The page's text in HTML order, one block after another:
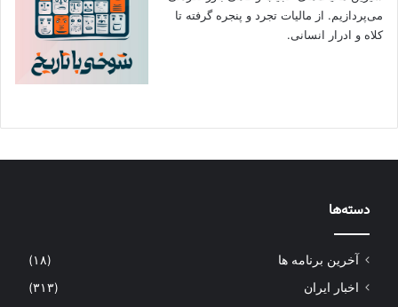
می‌پردازیم. از مالیات تجرد و پنجره گرفته تا
کلاه و ادرار انسانی.
دسته‌ها
آخرین برنامه ها
(۱۸)
اخبار ایران
(۳۱۳)